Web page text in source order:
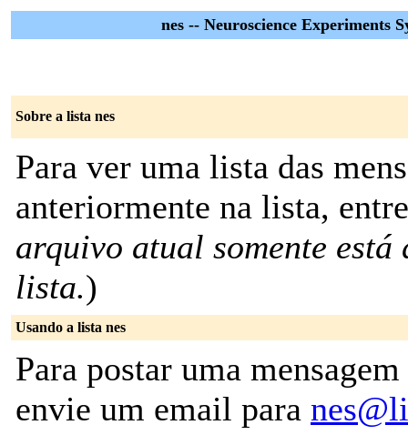
nes -- Neuroscience Experiments
Sobre a lista nes
Para ver uma lista das
anteriormente na lista,
arquivo atual somente
lista.)
Usando a lista nes
Para postar uma
envie um email para